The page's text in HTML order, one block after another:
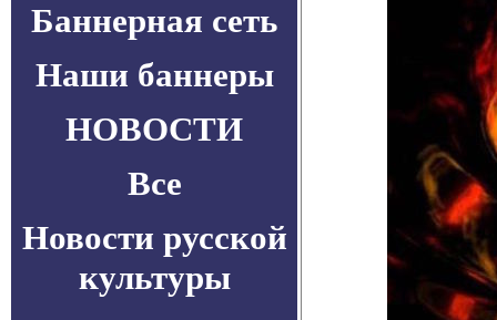
Баннерная сеть
Наши баннеры
НОВОСТИ
Все
Новости русской
культуры